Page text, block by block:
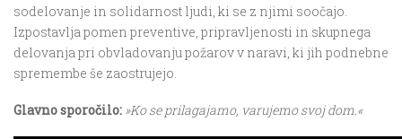
sodelovanje in solidarnost ljudi, ki se z njimi soočajo.
Izpostavlja pomen preventive, pripravljenosti in skupnega
delovanja pri obvladovanju požarov v naravi, ki jih podnebne
spremembe še zaostrujejo.
Glavno sporočilo: »Ko se prilagajamo, varujemo svoj dom.«